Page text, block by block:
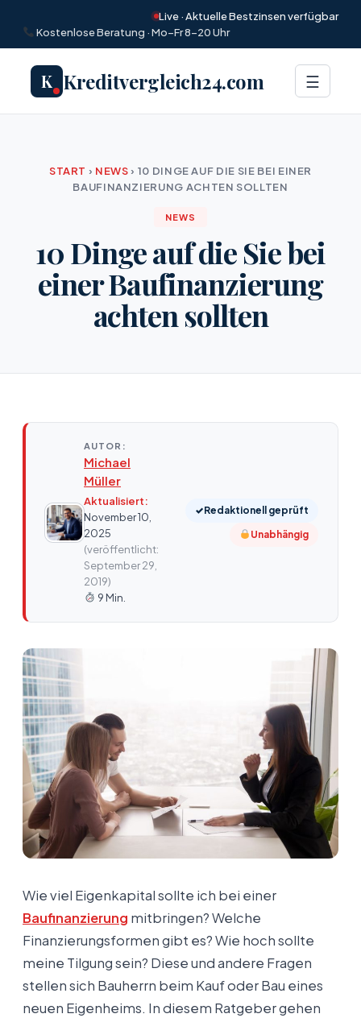
Live · Aktuelle Bestzinsen verfügbar
Kostenlose Beratung · Mo–Fr 8–20 Uhr
K Kreditvergleich24.com Menü
☰
START › NEWS › 10 DINGE AUF DIE SIE BEI EINER
BAUFINANZIERUNG ACHTEN SOLLTEN
NEWS
10 Dinge auf die Sie bei
einer Baufinanzierung
achten sollten
AUTOR:
Michael
Müller
Aktualisiert:
November 10,
2025
(veröffentlicht:
September 29,
2019)
9 Min.
✓Redaktionell geprüft
Unabhängig
Wie viel Eigenkapital sollte ich bei einer
Baufinanzierung mitbringen? Welche
Finanzierungsformen gibt es? Wie hoch sollte
meine Tilgung sein? Diese und andere Fragen
stellen sich Bauherrn beim Kauf oder Bau eines
neuen Eigenheims. In diesem Ratgeber gehen